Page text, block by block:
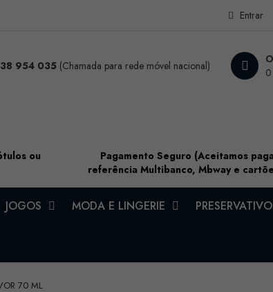
Entrar
954 035 (Chamada para rede móvel nacional)
ou
Pagamento Seguro (Aceitamos
referência Multibanco, Mbway e
JOGOS MODA E LINGERIE
70 ML